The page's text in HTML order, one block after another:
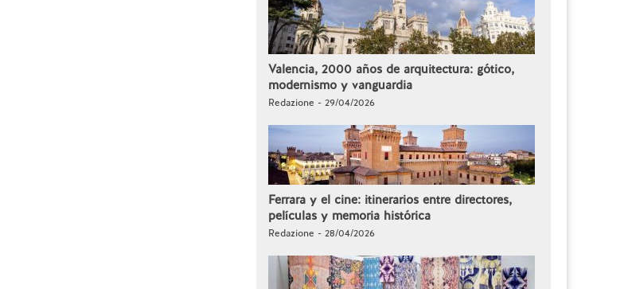
Valencia, 2000 años de arquitectura: gótico,
modernismo y vanguardia
Redazione - 29/04/2026
Ferrara y el cine: itinerarios entre directores,
películas y memoria histórica
Redazione - 28/04/2026